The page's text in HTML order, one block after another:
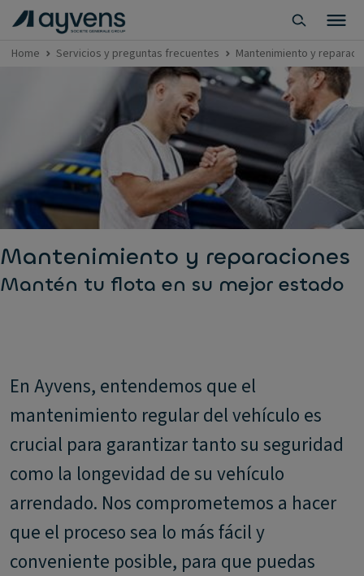
Home Servicios y preguntas frecuentes Mantenimiento y
Mantenimiento y reparaciones
Mantén tu flota en su mejor estado
En Ayvens, entendemos que el
mantenimiento regular del vehículo es
crucial para garantizar tanto su seguridad
como la longevidad de su vehículo
arrendado. Nos comprometemos a hacer
que el proceso sea lo más fácil y
conveniente posible, para que puedas